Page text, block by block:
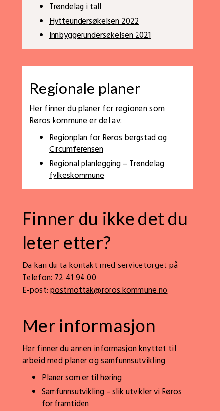
Trøndelag i tall
Hytteundersøkelsen 2022
Innbyggerundersøkelsen 2021
Regionale planer
Her finner du planer for regionen som
Røros kommune er del av:
Regionplan for Røros bergstad og
Circumferensen
Regional planlegging – Trøndelag
fylkeskommune
Finner du ikke det du
leter etter?
Da kan du ta kontakt med servicetorget på
Telefon: 72 41 94 00
E-post:postmottak@roros.kommune.no
Mer informasjon
Her finner du annen informasjon knyttet til
arbeid med planer og samfunnsutvikling
Planer som er til høring
Samfunnsutvikling – slik utvikler vi Røros
for framtiden